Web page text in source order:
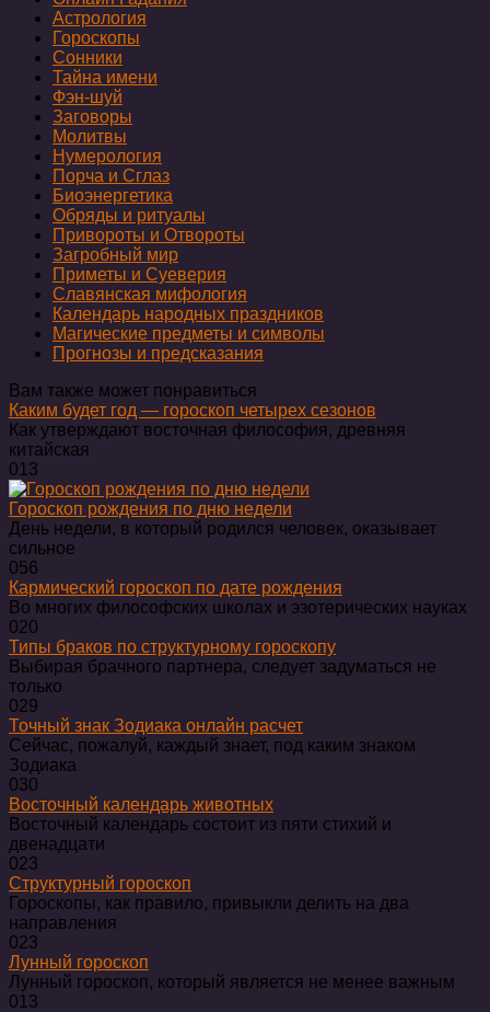
Астрология
Гороскопы
Сонники
Тайна имени
Фэн-шуй
Заговоры
Молитвы
Нумерология
Порча и Сглаз
Биоэнергетика
Обряды и ритуалы
Привороты и Отвороты
Загробный мир
Приметы и Суеверия
Славянская мифология
Календарь народных праздников
Магические предметы и символы
Прогнозы и предсказания
Вам также может понравиться
Каким будет год — гороскоп четырех сезонов
Как утверждают восточная философия, древняя
китайская
013
Гороскоп рождения по дню недели
День недели, в который родился человек, оказывает
сильное
056
Кармический гороскоп по дате рождения
Во многих философских школах и эзотерических науках
020
Типы браков по структурному гороскопу
Выбирая брачного партнера, следует задуматься не
только
029
Точный знак Зодиака онлайн расчет
Сейчас, пожалуй, каждый знает, под каким знаком
Зодиака
030
Восточный календарь животных
Восточный календарь состоит из пяти стихий и
двенадцати
023
Структурный гороскоп
Гороскопы, как правило, привыкли делить на два
направления
023
Лунный гороскоп
Лунный гороскоп, который является не менее важным
013